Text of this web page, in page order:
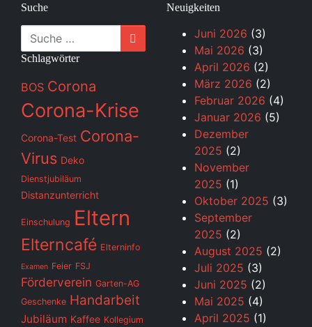
Suche
Suche
Schlagwörter
BOS Corona
Corona-Krise
Corona-Test Corona-
Virus Deko
Dienstjubiläum
Distanzunterricht
Einschulung Eltern
Elterncafé Elterninfo
Examen Feier FSJ
Förderverein Garten-AG
Geschenke Handarbeit
Jubiläum Kaffee Kollegium
Neuigkeiten
Juni 2026 (3)
Mai 2026 (3)
April 2026 (2)
März 2026 (2)
Februar 2026 (4)
Januar 2026 (5)
Dezember
2025 (2)
November
2025 (1)
Oktober 2025 (3)
September
2025 (2)
August 2025 (2)
Juli 2025 (3)
Juni 2025 (2)
Mai 2025 (4)
April 2025 (1)